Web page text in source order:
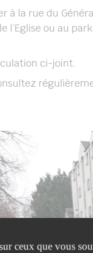
la rue du
l’Eglise ou au
ci-joint.
ceux que vous